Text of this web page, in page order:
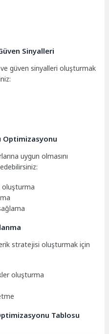
Sinyalleri
güven sinyalleri oluşturmak
Optimizasyonu
uygun olmasını
oluşturma
stratejisi oluşturmak için
oluşturma
Tablosu